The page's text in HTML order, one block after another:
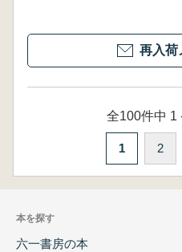
再入荷
全100件中 1
1 2
本を探す
六一書房の本